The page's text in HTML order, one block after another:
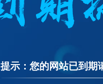
提示：您的网站已到期